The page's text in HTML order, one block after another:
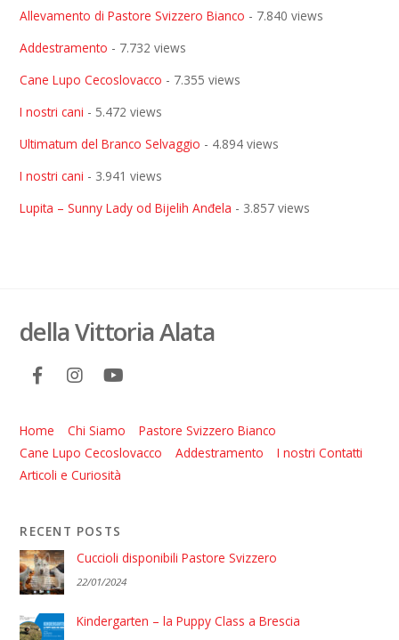
Allevamento di Pastore Svizzero Bianco - 7.840 views
Addestramento - 7.732 views
Cane Lupo Cecoslovacco - 7.355 views
I nostri cani - 5.472 views
Ultimatum del Branco Selvaggio - 4.894 views
I nostri cani - 3.941 views
Lupita – Sunny Lady od Bijelih Anđela - 3.857 views
della Vittoria Alata
Home Chi Siamo
Pastore Svizzero Bianco
Cane Lupo Cecoslovacco
Addestramento
I nostri Contatti
Articoli e Curiosità
RECENT POSTS
Cuccioli disponibili Pastore Svizzero
22/01/2024
Kindergarten – la Puppy Class a Brescia